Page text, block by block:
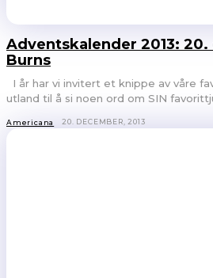
Adventskalender 2013:
Burns
utland til å si noen ord om SIN
Americana 20. DECEMBER, 2013